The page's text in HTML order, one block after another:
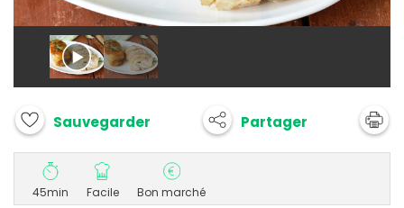
Sauvegarder Partager
45min Facile Bon marché